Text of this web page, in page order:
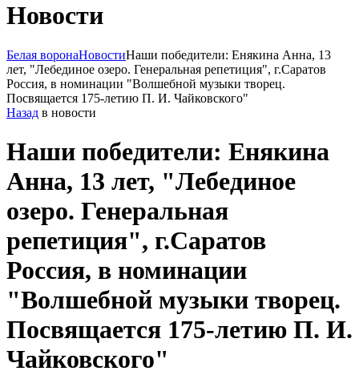
Новости
Белая воронаНовостиНаши победители: Енякина Анна, 13
лет, "Лебединое озеро. Генеральная репетиция", г.Саратов
Россия, в номинации "Волшебной музыки творец.
Посвящается 175-летию П. И. Чайковского"
Назад в новости
Наши победители: Енякина
Анна, 13 лет, "Лебединое
озеро. Генеральная
репетиция", г.Саратов
Россия, в номинации
"Волшебной музыки творец.
Посвящается 175-летию П. И.
Чайковского"